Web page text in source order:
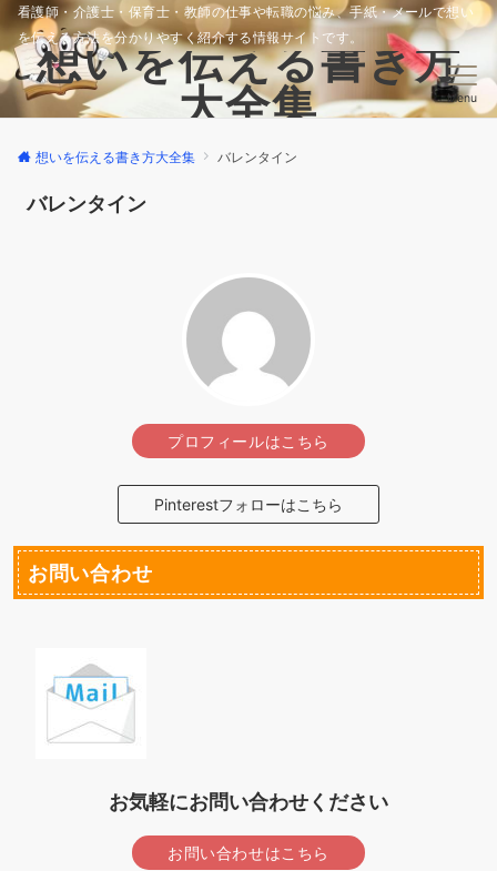
看護師・介護士・保育士・教師の仕事や転職の悩み、手紙・メールで想い
を伝える方法を分かりやすく紹介する情報サイトです。
想いを伝える書き方
大全集
Menu
想いを伝える書き方大全集 バレンタイン
バレンタイン
プロフィールはこちら
Pinterestフォローはこちら
お問い合わせ
お気軽にお問い合わせください
お問い合わせはこちら